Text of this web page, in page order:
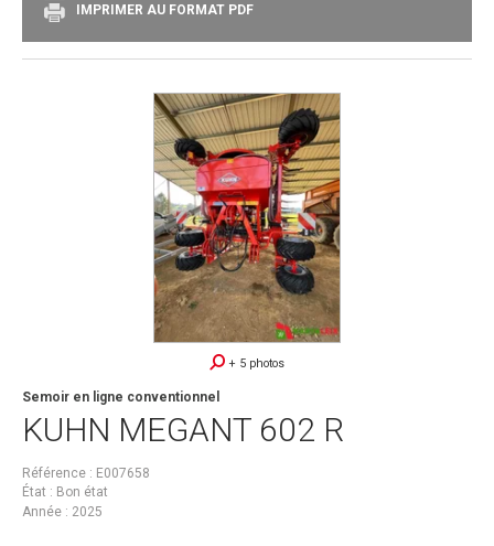
IMPRIMER AU FORMAT PDF
+ 5 photos
KUHN MEGANT 602 R
Semoir en ligne conventionnel
Référence
E007658
État
Bon état
Année
2025